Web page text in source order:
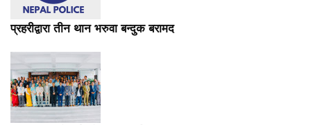
प्रहरीद्वारा तीन थान भरुवा बन्दुक बरामद